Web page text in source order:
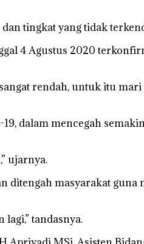
tingkat yang tidak
4 Agustus 2020
rendah, untuk itu
dalam mencegah
ujarnya.
ditengah masyarakat
tandasnya.